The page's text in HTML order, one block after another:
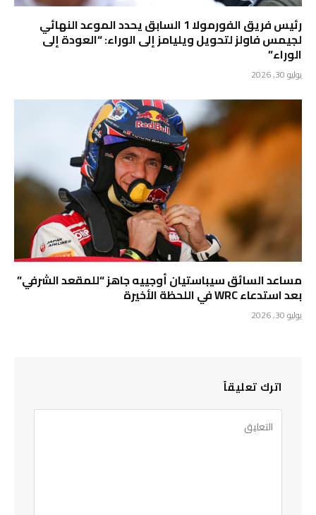
رئيس فريق الفورمولا 1 السابق يحدد الموعد النهائي
لجيمس فاولز لتحويل ويليامز إلى الوراء: “العودة إلى
الوراء”
يوليو 30, 2026
مساعد السائق سيباستيان أوجييه جاهز “للمقعد الشرفي”
بعد استدعاء WRC في اللحظة الأخيرة
يوليو 30, 2026
اترك تعليقاً